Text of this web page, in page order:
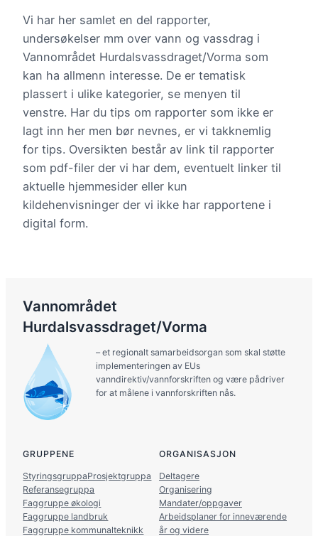
Vi har her samlet en del rapporter,
undersøkelser mm over vann og vassdrag i
Vannområdet Hurdalsvassdraget/Vorma som
kan ha allmenn interesse. De er tematisk
plassert i ulike kategorier, se menyen til
venstre. Har du tips om rapporter som ikke er
lagt inn her men bør nevnes, er vi takknemlig
for tips. Oversikten består av link til rapporter
som pdf-filer der vi har dem, eventuelt linker til
aktuelle hjemmesider eller kun
kildehenvisninger der vi ikke har rapportene i
digital form.
Vannområdet
Hurdalsvassdraget/Vorma
– et regionalt samarbeidsorgan som skal støtte
implementeringen av EUs
vanndirektiv/vannforskriften og være pådriver
for at målene i vannforskriften nås.
GRUPPENE
StyringsgruppaProsjektgruppa
Referansegruppa
Faggruppe økologi
Faggruppe landbruk
Faggruppe kommunalteknikk
ORGANISASJON
Deltagere
Organisering
Mandater/oppgaver
Arbeidsplaner for inneværende
år og videre